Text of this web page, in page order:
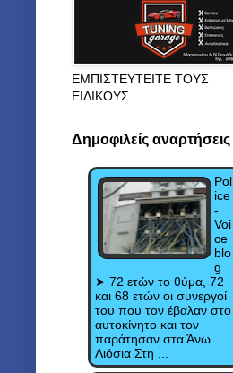
ΕΜΠΙΣΤΕΥΤΕΙΤΕ ΤΟΥΣ
ΕΙΔΙΚΟΥΣ
Δημοφιλείς αναρτήσεις
Pol
ice
-
Voi
ce
blo
g
➤ 72 ετών το θύμα, 72
και 68 ετών οι συνεργοί
του που τον έβαλαν στο
αυτοκίνητο και τον
παράτησαν στα Άνω
Λιόσια Στη ...